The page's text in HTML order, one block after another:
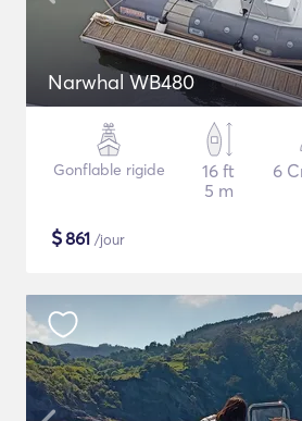
Narwhal WB480
Gonflable rigide
16 ft
5 m
6
$861 /jour